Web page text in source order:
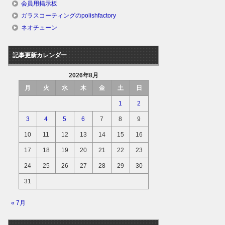
会員用掲示板
ガラスコーティングのpolishfactory
ネオチューン
記事更新カレンダー
2026年8月
月
火 水 木 金 土 日
1 2
3 4 5 6 7 8 9
10 11 12 13 14 15 16
17 18 19 20 21 22 23
24 25 26 27 28 29 30
31
« 7月